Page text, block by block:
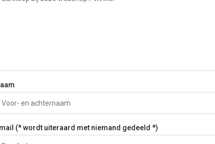
(* wordt uiteraard met niemand gedeeld *)